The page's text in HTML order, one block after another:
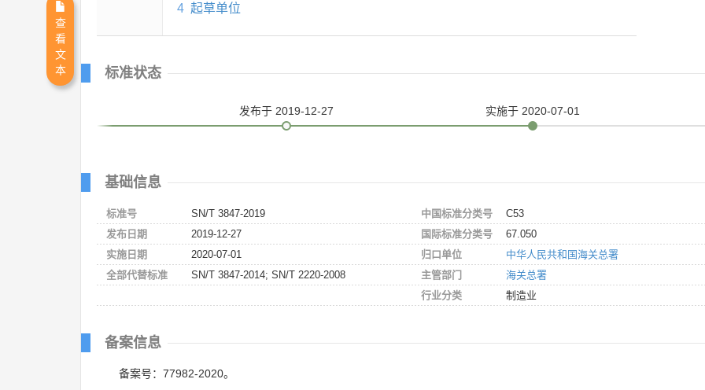
4 起草单位
标准状态
发布于 2019-12-27 实施于 2020-07-01
基础信息
标准号
SN/T 3847-2019
发布日期
2019-12-27
实施日期
2020-07-01
全部代替标准
SN/T 3847-2014; SN/T 2220-2008
中国标准分类号
C53
国际标准分类号
67.050
归口单位
中华人民共和国海关总署
主管部门
海关总署
行业分类
制造业
备案信息
备案号：77982-2020。
查
看
文
本